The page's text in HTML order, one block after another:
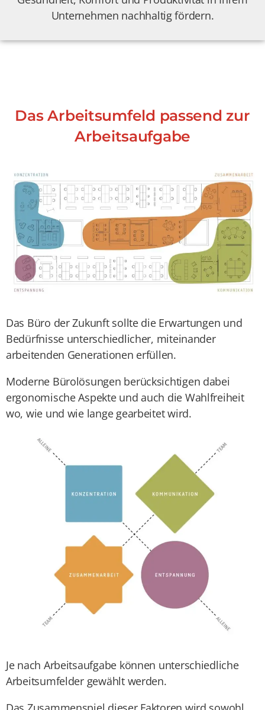
Unternehmen nachhaltig fördern.
Das Arbeitsumfeld passend zur
Arbeitsaufgabe
Das Büro der Zukunft sollte die Erwartungen und
Bedürfnisse unterschiedlicher, miteinander
arbeitenden Generationen erfüllen.
Moderne Bürolösungen berücksichtigen dabei
ergonomische Aspekte und auch die Wahlfreiheit
wo, wie und wie lange gearbeitet wird.
Je nach Arbeitsaufgabe können unterschiedliche
Arbeitsumfelder gewählt werden.